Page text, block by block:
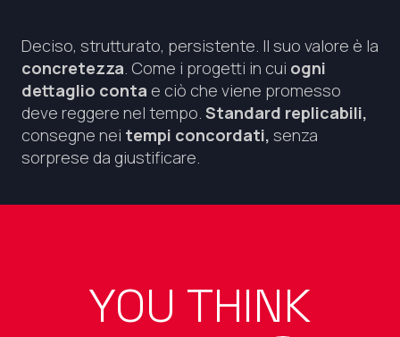
Deciso, strutturato, persistente. Il suo valore è la
concretezza. Come i progetti in cui ogni
dettaglio conta e ciò che viene promesso
deve reggere nel tempo. Standard replicabili,
consegne nei tempi concordati, senza
sorprese da giustificare.
YOU THINK